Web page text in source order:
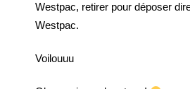
Westpac, retirer pour déposer
Westpac.
Voilouuu